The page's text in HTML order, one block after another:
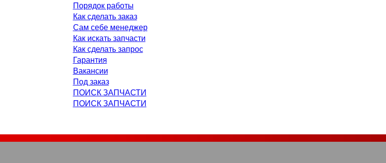
Порядок работы
Как сделать заказ
Сам себе менеджер
Как искать запчасти
Как сделать запрос
Гарантия
Вакансии
Под заказ
ПОИСК ЗАПЧАСТИ
ПОИСК ЗАПЧАСТИ